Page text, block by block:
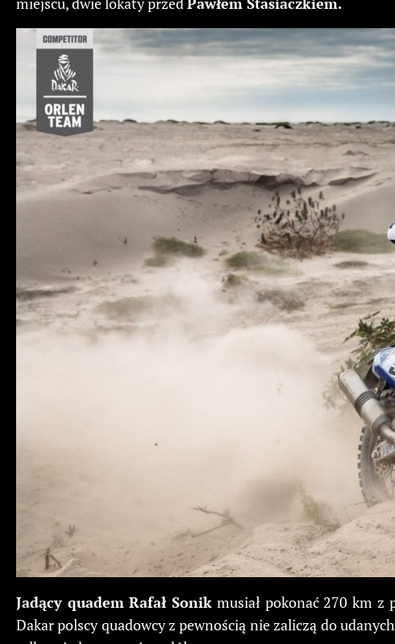
Jadący quadem Rafał Sonik musiał pokonać 270 km z
Dakar polscy quadowcy z pewnością nie zaliczą do